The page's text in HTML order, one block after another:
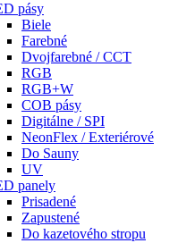
pásy
Biele
Farebné
Dvojfarebné / CCT
RGB
RGB+W
COB pásy
Digitálne / SPI
NeonFlex / Exteriérové
Do Sauny
UV
panely
Prisadené
Zapustené
Do kazetového stropu